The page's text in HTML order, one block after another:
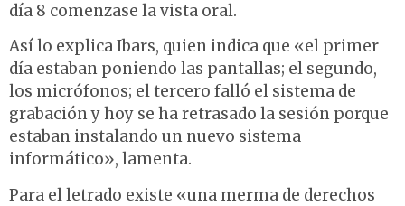
día 8 comenzase la vista oral.
Así lo explica Ibars, quien indica que «el primer
día estaban poniendo las pantallas; el segundo,
los micrófonos; el tercero falló el sistema de
grabación y hoy se ha retrasado la sesión porque
estaban instalando un nuevo sistema
informático», lamenta.
Para el letrado existe «una merma de derechos